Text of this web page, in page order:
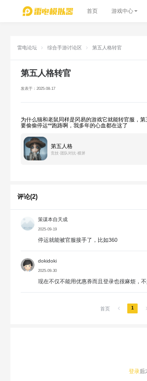
首页 游戏中心
雷电论坛 综合手游讨论区 第五人格转官
第五人格转官
发表于：2025-08-17
为什么猫和老鼠同样是冈易的游戏它就能转官服，
要偷偷停运**跑路啊，我多年的心血都在这了
第五人格
竞技·团队对抗·横屏
评论(2)
策谋本自天成
2025-09-19
停运就能被官服接手了，比如360
dokidoki
2025-09-30
现在不仅不能用优惠券而且登录也很麻烦，
首页 1
登录后